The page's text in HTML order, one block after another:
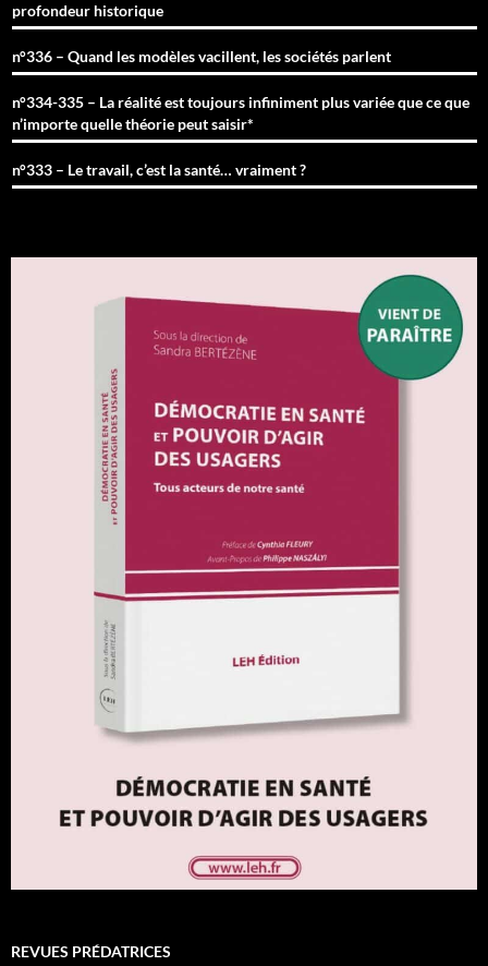
profondeur historique
n°336 – Quand les modèles vacillent, les sociétés parlent
n°334-335 – La réalité est toujours infiniment plus variée que ce que
n’importe quelle théorie peut saisir*
n°333 – Le travail, c’est la santé… vraiment ?
REVUES PRÉDATRICES